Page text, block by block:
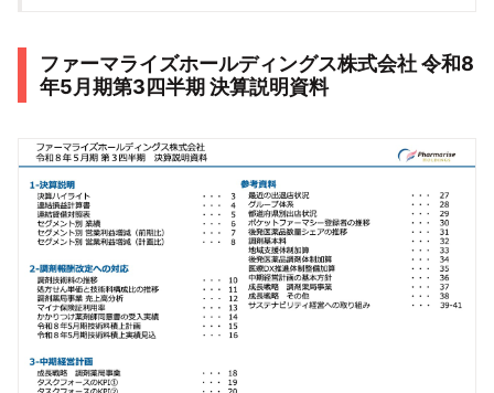
ファーマライズホールディングス株式会社 令和8
年5月期第3四半期 決算説明資料